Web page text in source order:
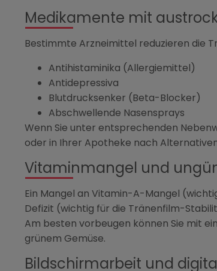
Medikamente mit
Bestimmte Arzneimittel reduzieren die
Antihistaminika (Allergiemittel)
Antidepressiva
Blutdrucksenker (Beta-Blocker)
Abschwellende Nasensprays
Wenn Sie unter entsprechenden
oder in Ihrer Apotheke nach
Vitaminmangel und
Ein Mangel an Vitamin-A-Mangel
Defizit (wichtig für die Tränenfilm-
Am besten vorbeugen können Sie mit
grünem Gemüse.
Bildschirmarbeit und